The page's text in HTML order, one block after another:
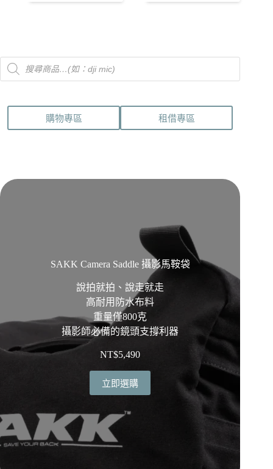
式。
項
Products
search
購物專區 租借專區
SAKK Camera Saddle 攝影馬鞍袋
說拍就拍、說走就走
高耐用防水布料
重量僅800克
攝影師必備的鏡頭支撐利器
NT$5,490
立即選購